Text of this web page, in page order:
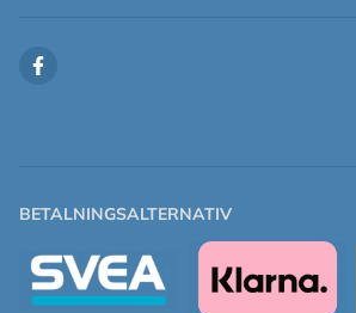
BETALNINGSALTERNATIV